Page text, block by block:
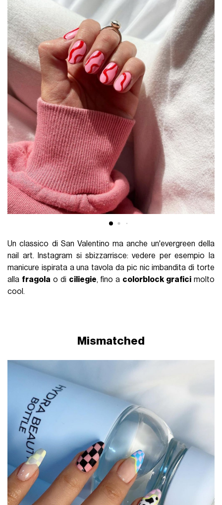
Un classico di San Valentino ma anche un'evergreen della
nail art. Instagram si sbizzarrisce: vedere per esempio la
manicure ispirata a una tavola da pic nic imbandita di torte
alla fragola o di ciliegie, fino a colorblock grafici molto
cool.
Mismatched